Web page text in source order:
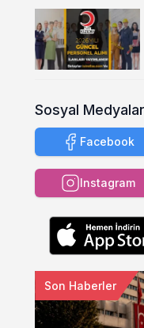
Sosyal
Facebook
Instagram
Son Haberler